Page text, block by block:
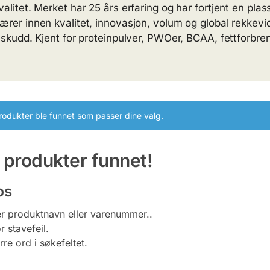
Merket har 25 års erfaring og har fortjent en
innen kvalitet, innovasjon, volum og global
Kjent for proteinpulver, PWOer, BCAA,
ble funnet som passer dine valg.
produkter funnet!
produktnavn eller varenummer..
stavefeil.
ord i søkefeltet.